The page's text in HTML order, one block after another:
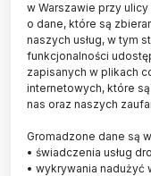
PAWEŁ WERNICKI
05.06.2026
3 minuty czytania
w Warszawie przy
o dane, które są
naszych usług, w tym
funkcjonalności
zapisanych w plikach
internetowych, które
nas oraz naszych
Gromadzone dane są
• świadczenia usług
• wykrywania nadużyć